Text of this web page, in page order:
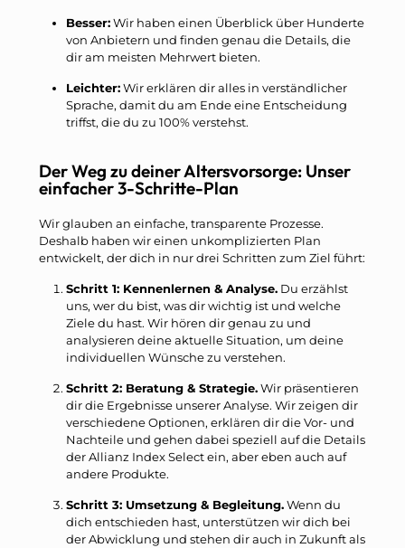
Besser:Wir haben einen Überblick über Hunderte
von Anbietern und finden genau die Details, die
dir am meisten Mehrwert bieten.
Leichter:Wir erklären dir alles in verständlicher
Sprache, damit du am Ende eine Entscheidung
triffst, die du zu 100% verstehst.
Der Weg zu deiner Altersvorsorge: Unser
einfacher 3-Schritte-Plan
Wir glauben an einfache, transparente Prozesse.
Deshalb haben wir einen unkomplizierten Plan
entwickelt, der dich in nur drei Schritten zum Ziel führt:
Schritt 1: Kennenlernen & Analyse. Du erzählst
uns, wer du bist, was dir wichtig ist und welche
Ziele du hast. Wir hören dir genau zu und
analysieren deine aktuelle Situation, um deine
individuellen Wünsche zu verstehen.
Schritt 2: Beratung & Strategie.Wir präsentieren
dir die Ergebnisse unserer Analyse. Wir zeigen dir
verschiedene Optionen, erklären dir die Vor- und
Nachteile und gehen dabei speziell auf die Details
der Allianz Index Select ein, aber eben auch auf
andere Produkte.
Schritt 3: Umsetzung & Begleitung.Wenn du
dich entschieden hast, unterstützen wir dich bei
der Abwicklung und stehen dir auch in Zukunft als